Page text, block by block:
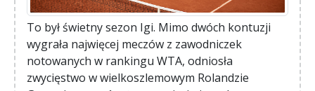
To był świetny sezon Igi. Mimo dwóch kontuzji
wygrała najwięcej meczów z zawodniczek
notowanych w rankingu WTA, odniosła
zwycięstwo w wielkoszlemowym Rolandzie